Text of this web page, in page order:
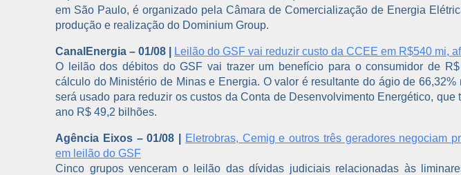
em São Paulo, é organizado pela Câmara de Comercialização de Energia
produção e realização do Dominium Group.
CanalEnergia – 01/08 |
Leilão do GSF vai reduzir custo da CCEE em R$540 mi,
O leilão dos débitos do GSF vai trazer um benefício para o consumidor de
cálculo do Ministério de Minas e Energia. O valor é resultante do ágio de 66,32%
será usado para reduzir os custos da Conta de Desenvolvimento Energético, que
ano R$ 49,2 bilhões.
Agência Eixos – 01/08 |
Eletrobras, Cemig e outros três geradores negociam
em leilão do GSF
Cinco grupos venceram o leilão das dívidas judiciais relacionadas às